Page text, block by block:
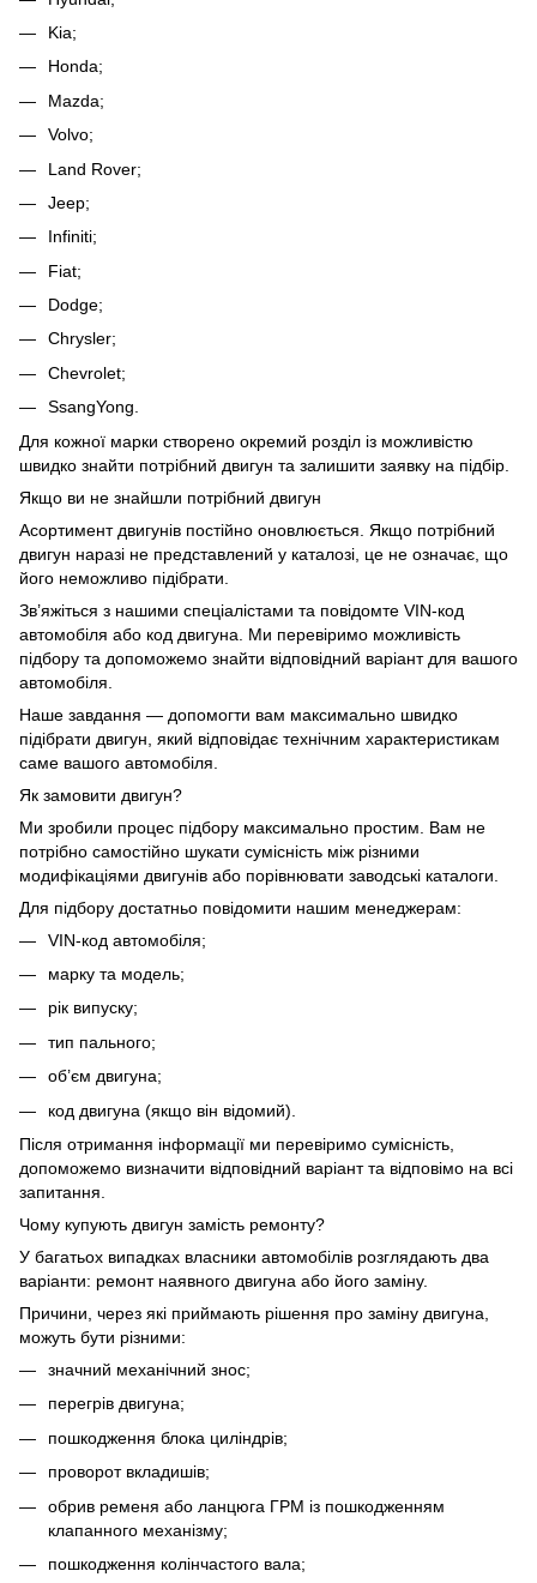
Kia;
Honda;
Mazda;
Volvo;
Land Rover;
Jeep;
Infiniti;
Fiat;
Dodge;
Chrysler;
Chevrolet;
SsangYong.
Для кожної марки створено окремий розділ із можливістю
швидко знайти потрібний двигун та залишити заявку на підбір.
Якщо ви не знайшли потрібний двигун
Асортимент двигунів постійно оновлюється. Якщо потрібний
двигун наразі не представлений у каталозі, це не означає, що
його неможливо підібрати.
Зв’яжіться з нашими спеціалістами та повідомте VIN-код
автомобіля або код двигуна. Ми перевіримо можливість
підбору та допоможемо знайти відповідний варіант для вашого
автомобіля.
Наше завдання — допомогти вам максимально швидко
підібрати двигун, який відповідає технічним характеристикам
саме вашого автомобіля.
Як замовити двигун?
Ми зробили процес підбору максимально простим. Вам не
потрібно самостійно шукати сумісність між різними
модифікаціями двигунів або порівнювати заводські каталоги.
Для підбору достатньо повідомити нашим менеджерам:
VIN-код автомобіля;
марку та модель;
рік випуску;
тип пального;
об’єм двигуна;
код двигуна (якщо він відомий).
Після отримання інформації ми перевіримо сумісність,
допоможемо визначити відповідний варіант та відповімо на всі
запитання.
Чому купують двигун замість ремонту?
У багатьох випадках власники автомобілів розглядають два
варіанти: ремонт наявного двигуна або його заміну.
Причини, через які приймають рішення про заміну двигуна,
можуть бути різними:
значний механічний знос;
перегрів двигуна;
пошкодження блока циліндрів;
проворот вкладишів;
обрив ременя або ланцюга ГРМ із пошкодженням
клапанного механізму;
пошкодження колінчастого вала;